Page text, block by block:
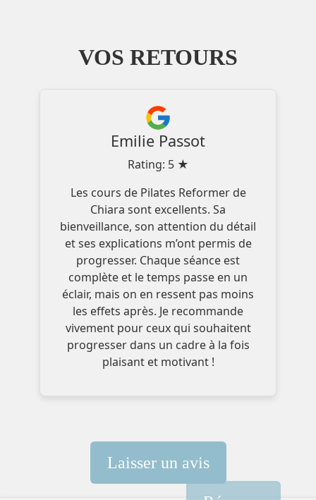
VOS RETOURS
Emilie Passot
Rating: 5 ★
Les cours de Pilates Reformer de
Chiara sont excellents. Sa
bienveillance, son attention du détail
et ses explications m’ont permis de
progresser. Chaque séance est
complète et le temps passe en un
éclair, mais on en ressent pas moins
les effets après. Je recommande
vivement pour ceux qui souhaitent
progresser dans un cadre à la fois
plaisant et motivant !
Laisser un avis